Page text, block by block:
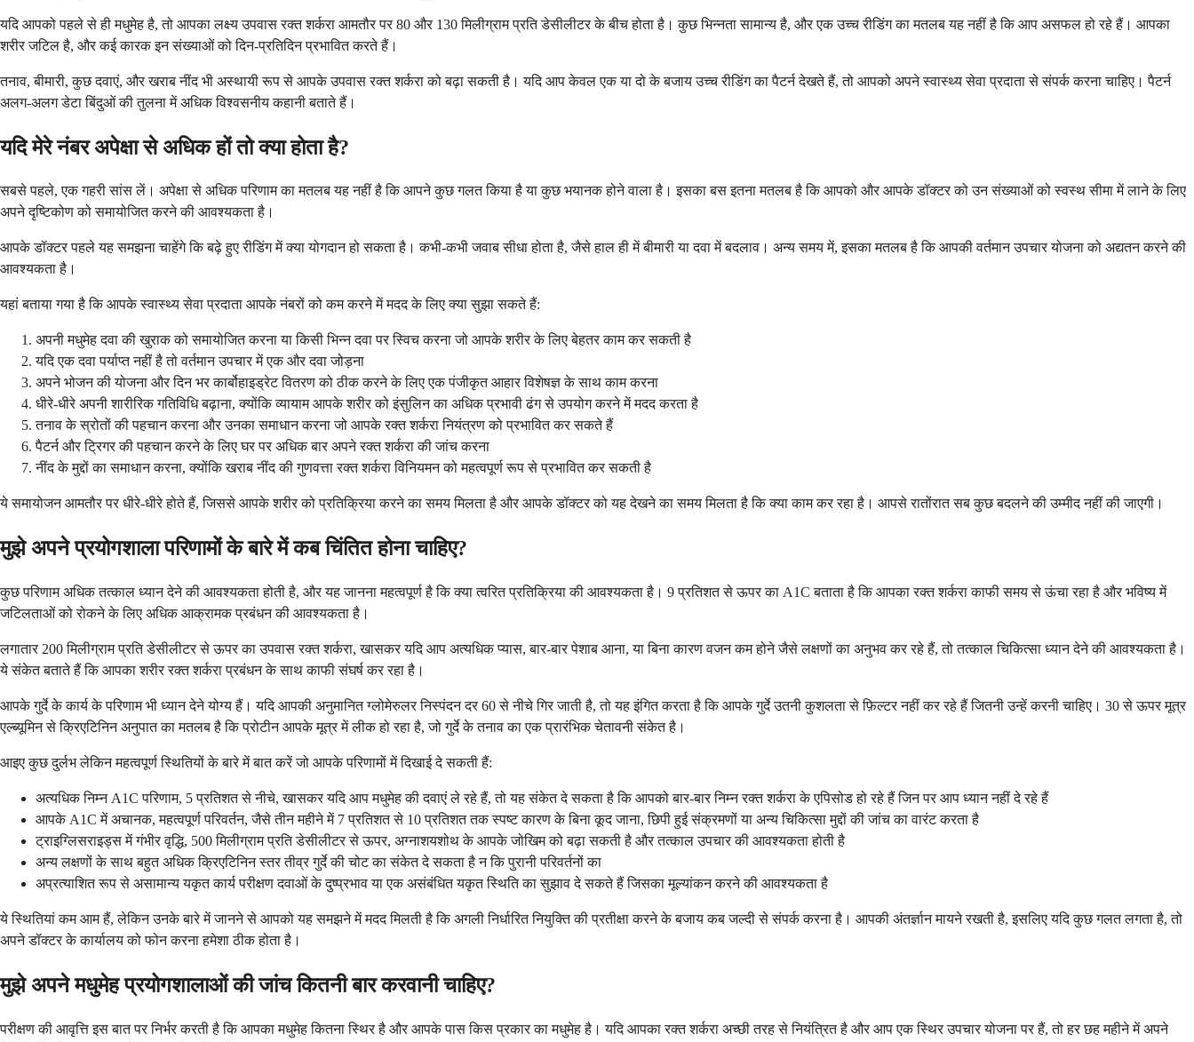
यदि आपको पहले से ही मधुमेह है, तो आपका लक्ष्य उपवास रक्त शर्करा आमतौर पर 80 और 130 मिलीग्राम प्रति डेसीलीटर के बीच होता है। कुछ भिन्नता सामान्य है, और एक उच्च रीडिंग का मतलब यह नहीं है कि आप असफल हो रहे हैं। आपका
शरीर जटिल है, और कई कारक इन संख्याओं को दिन-प्रतिदिन प्रभावित करते हैं।
तनाव, बीमारी, कुछ दवाएं, और खराब नींद भी अस्थायी रूप से आपके उपवास रक्त शर्करा को बढ़ा सकती है। यदि आप केवल एक या दो के बजाय उच्च रीडिंग का पैटर्न देखते हैं, तो आपको अपने स्वास्थ्य सेवा प्रदाता से संपर्क करना चाहिए। पैटर्न
अलग-अलग डेटा बिंदुओं की तुलना में अधिक विश्वसनीय कहानी बताते हैं।
यदि मेरे नंबर अपेक्षा से अधिक हों तो क्या होता है?
सबसे पहले, एक गहरी सांस लें। अपेक्षा से अधिक परिणाम का मतलब यह नहीं है कि आपने कुछ गलत किया है या कुछ भयानक होने वाला है। इसका बस इतना मतलब है कि आपको और आपके डॉक्टर को उन संख्याओं को स्वस्थ सीमा में लाने के लिए
अपने दृष्टिकोण को समायोजित करने की आवश्यकता है।
आपके डॉक्टर पहले यह समझना चाहेंगे कि बढ़े हुए रीडिंग में क्या योगदान हो सकता है। कभी-कभी जवाब सीधा होता है, जैसे हाल ही में बीमारी या दवा में बदलाव। अन्य समय में, इसका मतलब है कि आपकी वर्तमान उपचार योजना को अद्यतन करने की
आवश्यकता है।
यहां बताया गया है कि आपके स्वास्थ्य सेवा प्रदाता आपके नंबरों को कम करने में मदद के लिए क्या सुझा सकते हैं:
अपनी मधुमेह दवा की खुराक को समायोजित करना या किसी भिन्न दवा पर स्विच करना जो आपके शरीर के लिए बेहतर काम कर सकती है
यदि एक दवा पर्याप्त नहीं है तो वर्तमान उपचार में एक और दवा जोड़ना
अपने भोजन की योजना और दिन भर कार्बोहाइड्रेट वितरण को ठीक करने के लिए एक पंजीकृत आहार विशेषज्ञ के साथ काम करना
धीरे-धीरे अपनी शारीरिक गतिविधि बढ़ाना, क्योंकि व्यायाम आपके शरीर को इंसुलिन का अधिक प्रभावी ढंग से उपयोग करने में मदद करता है
तनाव के स्रोतों की पहचान करना और उनका समाधान करना जो आपके रक्त शर्करा नियंत्रण को प्रभावित कर सकते हैं
पैटर्न और ट्रिगर की पहचान करने के लिए घर पर अधिक बार अपने रक्त शर्करा की जांच करना
नींद के मुद्दों का समाधान करना, क्योंकि खराब नींद की गुणवत्ता रक्त शर्करा विनियमन को महत्वपूर्ण रूप से प्रभावित कर सकती है
ये समायोजन आमतौर पर धीरे-धीरे होते हैं, जिससे आपके शरीर को प्रतिक्रिया करने का समय मिलता है और आपके डॉक्टर को यह देखने का समय मिलता है कि क्या काम कर रहा है। आपसे रातोंरात सब कुछ बदलने की उम्मीद नहीं की जाएगी।
मुझे अपने प्रयोगशाला परिणामों के बारे में कब चिंतित होना चाहिए?
कुछ परिणाम अधिक तत्काल ध्यान देने की आवश्यकता होती है, और यह जानना महत्वपूर्ण है कि क्या त्वरित प्रतिक्रिया की आवश्यकता है। 9 प्रतिशत से ऊपर का A1C बताता है कि आपका रक्त शर्करा काफी समय से ऊंचा रहा है और भविष्य में
जटिलताओं को रोकने के लिए अधिक आक्रामक प्रबंधन की आवश्यकता है।
लगातार 200 मिलीग्राम प्रति डेसीलीटर से ऊपर का उपवास रक्त शर्करा, खासकर यदि आप अत्यधिक प्यास, बार-बार पेशाब आना, या बिना कारण वजन कम होने जैसे लक्षणों का अनुभव कर रहे हैं, तो तत्काल चिकित्सा ध्यान देने की आवश्यकता है।
ये संकेत बताते हैं कि आपका शरीर रक्त शर्करा प्रबंधन के साथ काफी संघर्ष कर रहा है।
आपके गुर्दे के कार्य के परिणाम भी ध्यान देने योग्य हैं। यदि आपकी अनुमानित ग्लोमेरुलर निस्पंदन दर 60 से नीचे गिर जाती है, तो यह इंगित करता है कि आपके गुर्दे उतनी कुशलता से फ़िल्टर नहीं कर रहे हैं जितनी उन्हें करनी चाहिए। 30 से ऊपर मूत्र
एल्ब्यूमिन से क्रिएटिनिन अनुपात का मतलब है कि प्रोटीन आपके मूत्र में लीक हो रहा है, जो गुर्दे के तनाव का एक प्रारंभिक चेतावनी संकेत है।
आइए कुछ दुर्लभ लेकिन महत्वपूर्ण स्थितियों के बारे में बात करें जो आपके परिणामों में दिखाई दे सकती हैं:
अत्यधिक निम्न A1C परिणाम, 5 प्रतिशत से नीचे, खासकर यदि आप मधुमेह की दवाएं ले रहे हैं, तो यह संकेत दे सकता है कि आपको बार-बार निम्न रक्त शर्करा के एपिसोड हो रहे हैं जिन पर आप ध्यान नहीं दे रहे हैं
आपके A1C में अचानक, महत्वपूर्ण परिवर्तन, जैसे तीन महीने में 7 प्रतिशत से 10 प्रतिशत तक स्पष्ट कारण के बिना कूद जाना, छिपी हुई संक्रमणों या अन्य चिकित्सा मुद्दों की जांच का वारंट करता है
ट्राइग्लिसराइड्स में गंभीर वृद्धि, 500 मिलीग्राम प्रति डेसीलीटर से ऊपर, अग्नाशयशोथ के आपके जोखिम को बढ़ा सकती है और तत्काल उपचार की आवश्यकता होती है
अन्य लक्षणों के साथ बहुत अधिक क्रिएटिनिन स्तर तीव्र गुर्दे की चोट का संकेत दे सकता है न कि पुरानी परिवर्तनों का
अप्रत्याशित रूप से असामान्य यकृत कार्य परीक्षण दवाओं के दुष्प्रभाव या एक असंबंधित यकृत स्थिति का सुझाव दे सकते हैं जिसका मूल्यांकन करने की आवश्यकता है
ये स्थितियां कम आम हैं, लेकिन उनके बारे में जानने से आपको यह समझने में मदद मिलती है कि अगली निर्धारित नियुक्ति की प्रतीक्षा करने के बजाय कब जल्दी से संपर्क करना है। आपकी अंतर्ज्ञान मायने रखती है, इसलिए यदि कुछ गलत लगता है, तो
अपने डॉक्टर के कार्यालय को फोन करना हमेशा ठीक होता है।
मुझे अपने मधुमेह प्रयोगशालाओं की जांच कितनी बार करवानी चाहिए?
परीक्षण की आवृत्ति इस बात पर निर्भर करती है कि आपका मधुमेह कितना स्थिर है और आपके पास किस प्रकार का मधुमेह है। यदि आपका रक्त शर्करा अच्छी तरह से नियंत्रित है और आप एक स्थिर उपचार योजना पर हैं, तो हर छह महीने में अपने